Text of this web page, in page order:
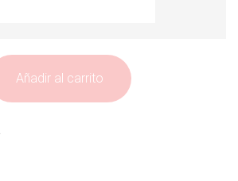
Añadir al carrito